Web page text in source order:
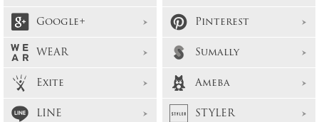
Google+
Pinterest
WEAR
Sumally
Exite
Ameba
LINE
STYLER